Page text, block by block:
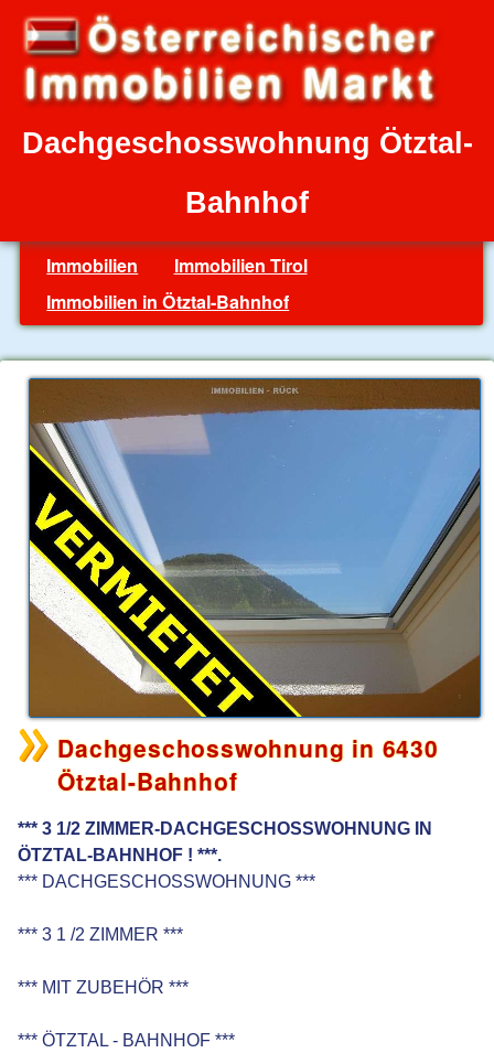
Dachgeschosswohnung Ötztal-
Bahnhof
Immobilien
Immobilien Tirol
Immobilien in Ötztal-Bahnhof
Dachgeschosswohnung in 6430
Ötztal-Bahnhof
*** 3 1/2 ZIMMER-DACHGESCHOSSWOHNUNG IN
ÖTZTAL-BAHNHOF ! ***.
*** DACHGESCHOSSWOHNUNG ***
*** 3 1 /2 ZIMMER ***
*** MIT ZUBEHÖR ***
*** ÖTZTAL - BAHNHOF ***